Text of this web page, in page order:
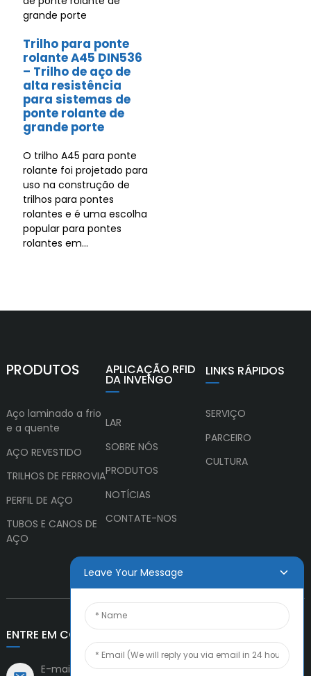
Trilho para ponte
rolante A45 DIN536
– Trilho de aço de
alta resistência
para sistemas de
ponte rolante de
grande porte
O trilho A45 para ponte
rolante foi projetado para
uso na construção de
trilhos para pontes
rolantes e é uma escolha
popular para pontes
rolantes em...
PRODUTOS
Aço laminado a frio
e a quente
AÇO REVESTIDO
TRILHOS DE FERROVIA
PERFIL DE AÇO
TUBOS E CANOS DE
AÇO
APLICAÇÃO RFID
DA INVENGO
LAR
SOBRE NÓS
PRODUTOS
NOTÍCIAS
CONTATE-NOS
LINKS RÁPIDOS
SERVIÇO
PARCEIRO
CULTURA
ENTRE EM CONTATO CONOSCO
E-mail:
Leave Your Message